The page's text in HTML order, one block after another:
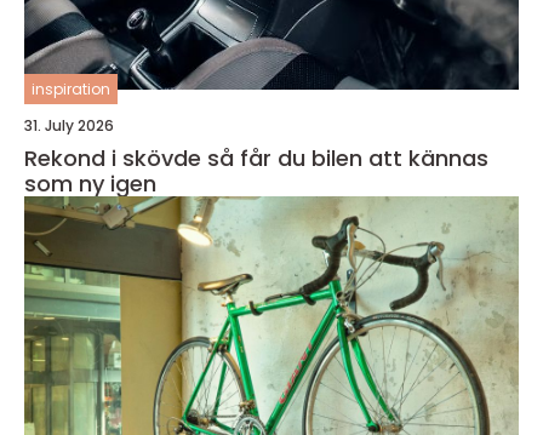
inspiration
31. July 2026
Rekond i skövde så får du bilen att kännas
som ny igen